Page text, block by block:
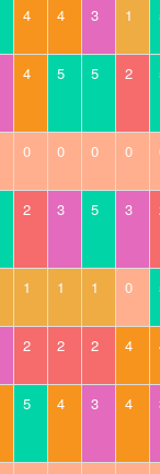
4 4 3 1
4 5 5 2
0 0 0 0
2 3 5 3
1 1 1 0
2 2 2 4
5 4 3 4